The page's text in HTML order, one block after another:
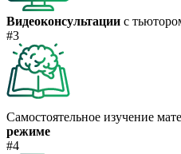
Видеоконсультации с
#3
Самостоятельное изучение
режиме
#4